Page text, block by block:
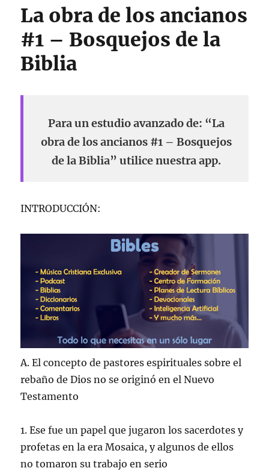
La obra de los ancianos
#1 – Bosquejos de la
Biblia
Para un estudio avanzado de: “La
obra de los ancianos #1 – Bosquejos
de la Biblia” utilice nuestra app.
INTRODUCCIÓN:
A. El concepto de pastores espirituales sobre el
rebaño de Dios no se originó en el Nuevo
Testamento
1. Ese fue un papel que jugaron los sacerdotes y
profetas en la era Mosaica, y algunos de ellos
no tomaron su trabajo en serio